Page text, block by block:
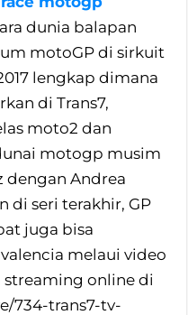
dunia balapan
motoGP di sirkuit
lengkap dimana
di Trans7,
moto2 dan
motogp musim
dengan Andrea
di seri terakhir, GP
juga bisa
melaui video
streaming online di
734-trans7-tv-